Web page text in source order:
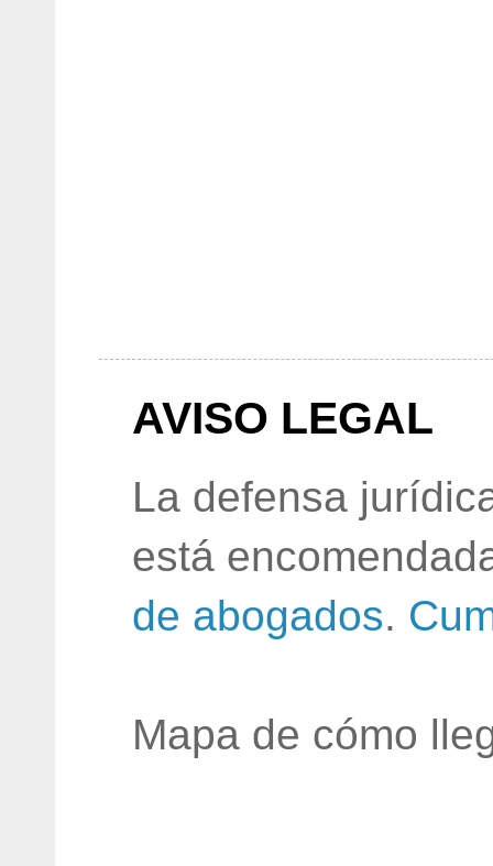
AVISO LEGAL
La defensa
está
de abogados.
Mapa de cómo